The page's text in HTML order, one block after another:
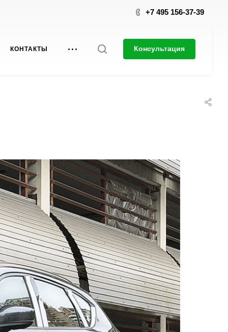
+7 495 156-37-39
КОНТАКТЫ Консультация